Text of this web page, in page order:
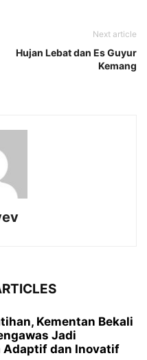
Next article
Hujan Lebat dan Es Guyur
Kemang
Kementan Bekali
Jadi
Adaptif dan Inovatif